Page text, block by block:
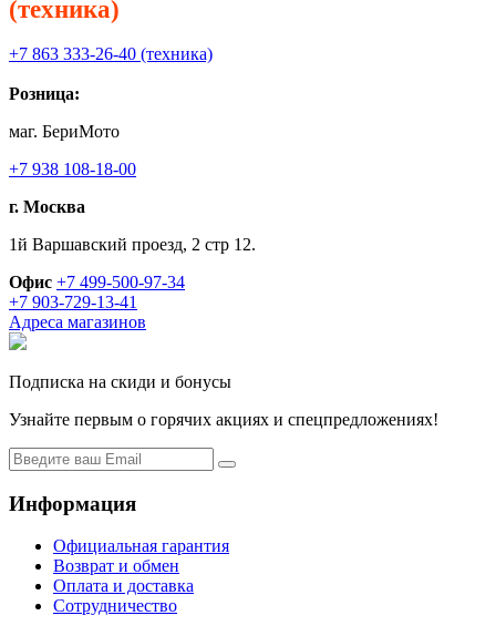
(техника)
+7 863 333-26-40 (техника)
Розница:
маг. БериМото
+7 938 108-18-00
г. Москва
1й Варшавский проезд, 2 стр 12.
Офис +7 499-500-97-34
+7 903-729-13-41
Адреса магазинов
Подписка на скиди и бонусы
Узнайте первым о горячих акциях и спецпредложениях!
Информация
Официальная гарантия
Возврат и обмен
Оплата и доставка
Сотрудничество